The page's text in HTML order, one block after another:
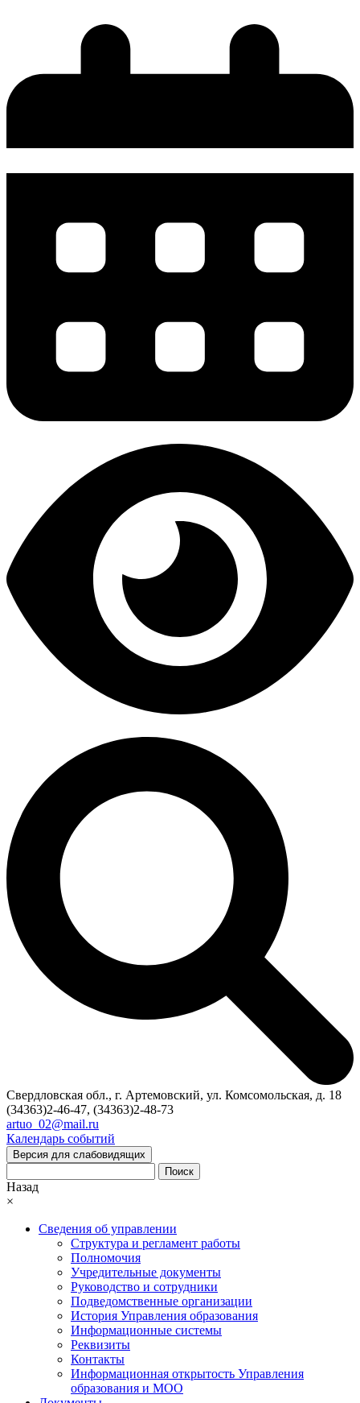
Свердловская обл., г. Артемовский, ул. Комсомольская, д. 18
(34363)2-46-47, (34363)2-48-73
artuo_02@mail.ru
Календарь событий
Версия для слабовидящих
Поиск
Назад
×
Сведения об управлении
Структура и регламент работы
Полномочия
Учредительные документы
Руководство и сотрудники
Подведомственные организации
История Управления образования
Информационные системы
Реквизиты
Контакты
Информационная открытость Управления
образования и МОО